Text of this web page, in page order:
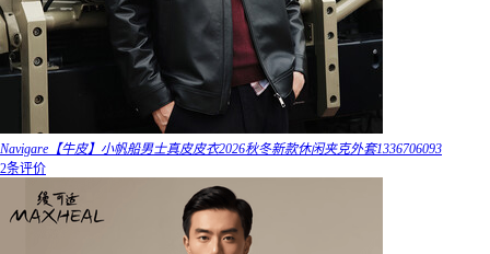
Navigare【牛皮】小帆船男士真皮皮衣2026秋冬新款休闲夹克外套1336706093
2条评价